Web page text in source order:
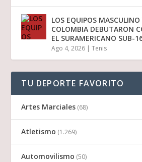
LOS EQUIPOS
COLOMBIA DEBUTARON
EL SURAMERICANO SUB-
Ago 4, 2026 |Tenis
TU DEPORTE FAVORITO
Artes Marciales (68)
Atletismo (1.269)
Automovilismo (50)